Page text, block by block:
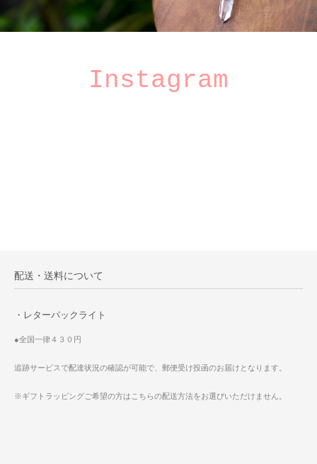
Instagram
配送・送料について
・レターパックライト
●全国一律４３０円
追跡サービスで配達状況の確認が可能で、郵便受け投函のお届けとなります。
※ギフトラッピングご希望の方はこちらの配送方法をお選びいただけません。